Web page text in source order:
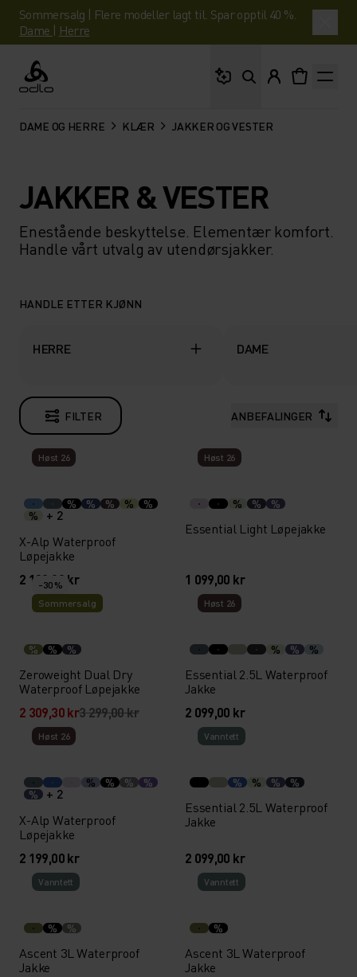
Sommersalg | Flere modeller lagt til. Spar opptil 40 %.
Dame | Herre
Odlo
DAME OG HERRE KLÆR JAKKER OG VESTER
JAKKER & VESTER
Enestående beskyttelse. Elementær komfort.
Handle vårt utvalg av utendørsjakker.
HANDLE ETTER KJØNN
HERRE DAME
FILTER ANBEFALINGER
Høst 26
% % % %
%
%
+ 2
X-Alp Waterproof
Løpejakke
2 199,00 kr
Høst 26
% % %
Essential Light Løpejakke
1 099,00 kr
-30 %
Sommersalg
% % %
Zeroweight Dual Dry
Waterproof Løpejakke
2 309,30 kr3 299,00 kr
Høst 26
% % %
Essential 2.5L Waterproof
Jakke
2 099,00 kr
Høst 26
% % %
%
%
+ 2
X-Alp Waterproof
Løpejakke
2 199,00 kr
Vann­tett
% % % %
Essential 2.5L Waterproof
Jakke
2 099,00 kr
Vann­tett
% %
Ascent 3L Waterproof
Jakke
Vann­tett
%
Ascent 3L Waterproof
Jakke